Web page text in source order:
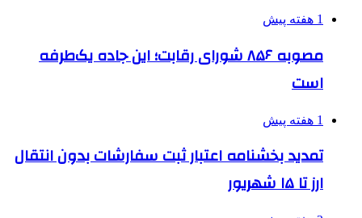
1 هفته پیش
مصوبه ۸۵۶ شورای رقابت؛ این جاده یک‌طرفه
است
1 هفته پیش
تمدید بخشنامه اعتبار ثبت سفارشات بدون انتقال
ارز تا ۱۵ شهریور